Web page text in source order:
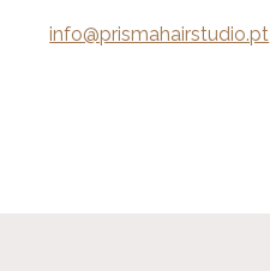
info@prismahairstudio.pt